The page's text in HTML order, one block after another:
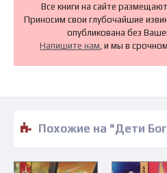
Все книги на сайте
Приносим свои глубочайшие
опубликована без
Напишите нам , и мы в
Похожие на "Дети Бога - Мэри Д. Расселл" книги читать